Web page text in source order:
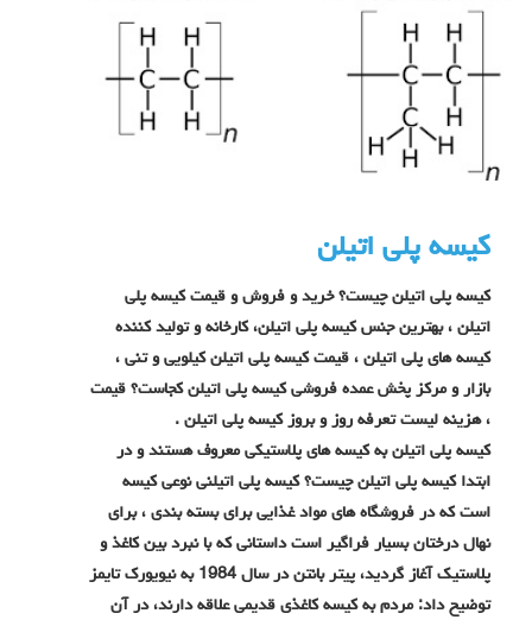
کیسه پلی اتیلن
کیسه پلی اتیلن چیست؟ خرید و فروش و قیمت کیسه پلی
اتیلن ، بهترین جنس کیسه پلی اتیلن، کارخانه و تولید کننده
کیسه های پلی اتیلن ، قیمت کیسه پلی اتیلن کیلویی و تنی ،
بازار و مرکز پخش عمده فروشی کیسه پلی اتیلن کجاست؟ قیمت
، هزینه لیست تعرفه روز و بروز کیسه پلی اتیلن .
کیسه پلی اتیلن به کیسه های پلاستیکی معروف هستند و در
ابتدا کیسه پلی اتیلن چیست؟ کیسه پلی اتیلنی نوعی کیسه
است که در فروشگاه های مواد غذایی برای بسته بندی ، برای
نهال درختان بسیار فراگیر است داستانی که با نبرد بین کاغذ و
پلاستیک آغاز گردید، پیتر بانتن در سال 1984 به نیویورک تایمز
توضیح داد: مردم به کیسه کاغذی قدیمی علاقه دارند، در آن